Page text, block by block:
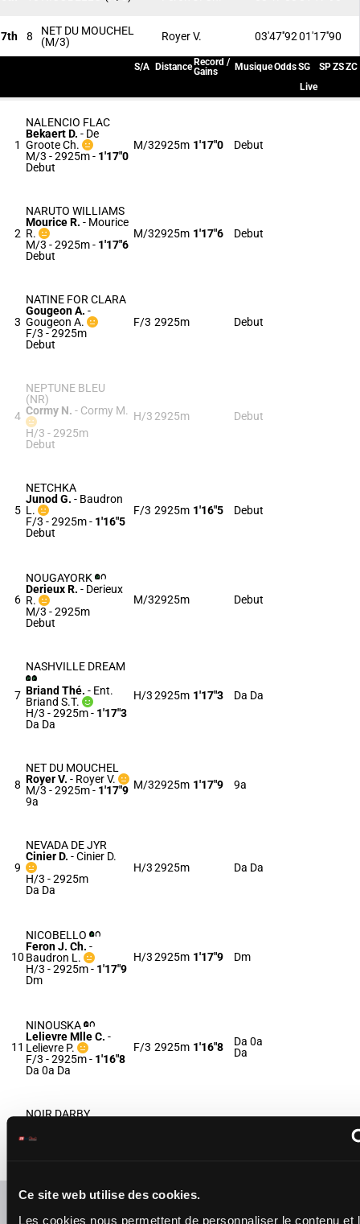
Ce site web utilise des cookies.
Les cookies nous permettent de personnaliser le contenu et
7th 8
NET DU MOUCHEL
(M/3)
Royer V. 03'47''9201'17''90
S/A Distance Record /
Gains
MusiqueOddsSG SPZSZC
Live
1
NALENCIO FLAC
Bekaert D. - De
Groote Ch.
M/3 - 2925m- 1'17"0
Debut
M/32925m 1'17"0 Debut
2
NARUTO WILLIAMS
Mourice R. - Mourice
R.
M/3 - 2925m- 1'17"6
Debut
M/32925m 1'17"6 Debut
3
NATINE FOR CLARA
Gougeon A. -
Gougeon A.
F/3 - 2925m
Debut
F/3 2925m Debut
4
NEPTUNE BLEU
(NR)
Cormy N. - Cormy M.
H/3 - 2925m
Debut
H/3 2925m Debut
5
NETCHKA
Junod G. - Baudron
L.
F/3 - 2925m- 1'16"5
Debut
F/3 2925m 1'16"5 Debut
6
NOUGAYORK
Derieux R. - Derieux
R.
M/3 - 2925m
Debut
M/32925m Debut
7
NASHVILLE DREAM
Briand Thé. - Ent.
Briand S.T.
H/3 - 2925m- 1'17"3
Da Da
H/32925m 1'17"3 Da Da
8
NET DU MOUCHEL
Royer V. - Royer V.
M/3 - 2925m- 1'17"9
9a
M/32925m 1'17"9 9a
9
NEVADA DE JYR
Cinier D. -Cinier D.
H/3 - 2925m
Da Da
H/32925m Da Da
10
NICOBELLO
Feron J. Ch. -
Baudron L.
H/3 - 2925m- 1'17"9
Dm
H/32925m 1'17"9 Dm
11
NINOUSKA
Lelievre Mlle C. -
Lelievre P.
F/3 - 2925m- 1'16"8
Da 0a Da
F/3 2925m 1'16"8
Da 0a
Da
12
NOIR DARBY
Martens S.C.